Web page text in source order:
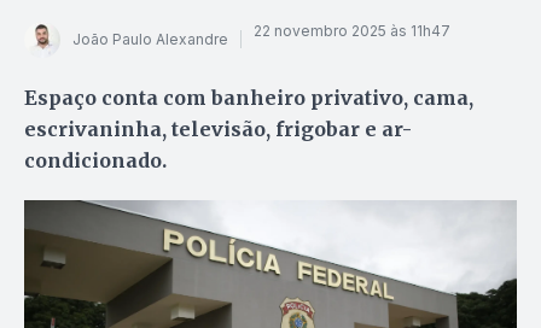
João Paulo Alexandre 22 novembro 2025 às 11h47
Espaço conta com banheiro privativo, cama,
escrivaninha, televisão, frigobar e ar-
condicionado.